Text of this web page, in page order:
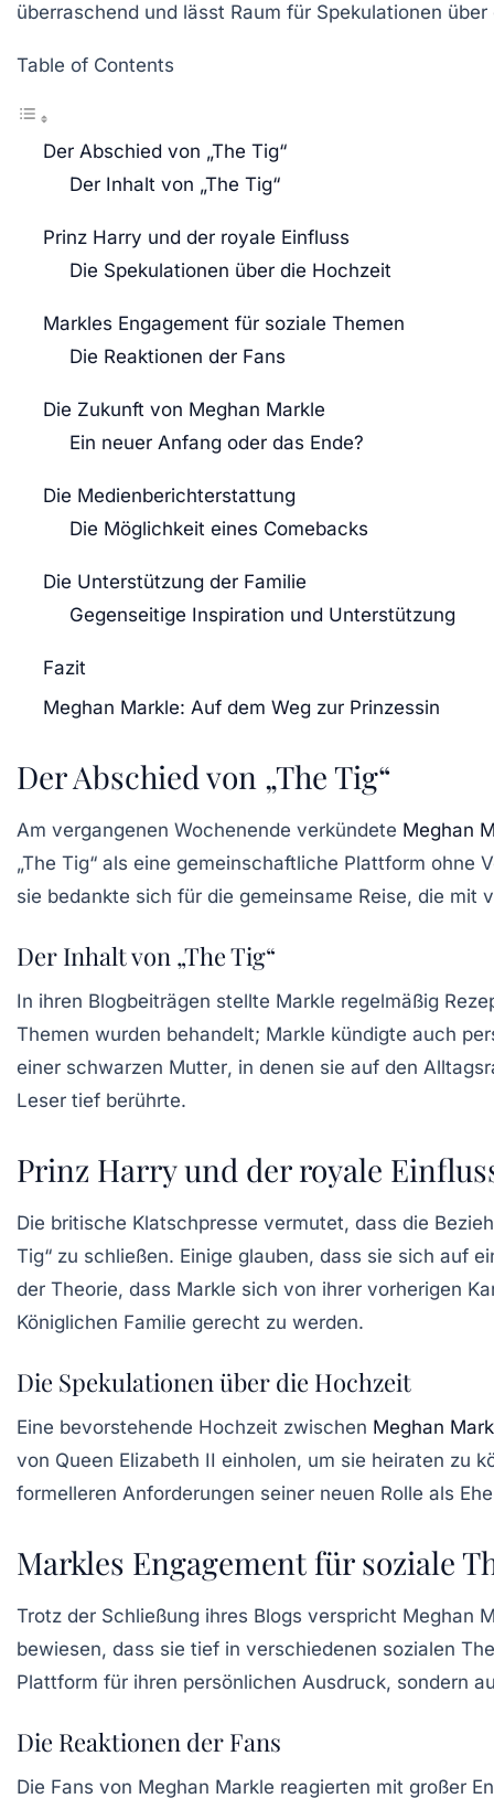
überraschend und lässt Raum für Spekulationen
Table of Contents
Der Abschied von „The Tig“
Der Inhalt von „The Tig“
Prinz Harry und der royale Einfluss
Die Spekulationen über die Hochzeit
Markles Engagement für soziale Themen
Die Reaktionen der Fans
Die Zukunft von Meghan Markle
Ein neuer Anfang oder das Ende?
Die Medienberichterstattung
Die Möglichkeit eines Comebacks
Die Unterstützung der Familie
Gegenseitige Inspiration und Unterstützung
Fazit
Meghan Markle: Auf dem Weg zur Prinzessin
Der Abschied von „The Tig“
Am vergangenen Wochenende verkündete Meghan
„The Tig“ als eine gemeinschaftliche Plattform ohne
sie bedankte sich für die gemeinsame Reise, die
Der Inhalt von „The Tig“
In ihren Blogbeiträgen stellte Markle regelmäßig
Themen wurden behandelt; Markle kündigte auch
einer schwarzen Mutter, in denen sie auf den
Leser tief berührte.
Prinz Harry und der royale
Die britische Klatschpresse vermutet, dass die
Tig“ zu schließen. Einige glauben, dass sie sich auf
der Theorie, dass Markle sich von ihrer vorherigen
Königlichen Familie gerecht zu werden.
Die Spekulationen über die Hochzeit
Eine bevorstehende Hochzeit zwischen Meghan
von Queen Elizabeth II einholen, um sie heiraten zu
formelleren Anforderungen seiner neuen Rolle als
Markles Engagement für soziale
Trotz der Schließung ihres Blogs verspricht Meghan
bewiesen, dass sie tief in verschiedenen sozialen
Plattform für ihren persönlichen Ausdruck, sondern
Die Reaktionen der Fans
Die Fans von Meghan Markle reagierten mit großer